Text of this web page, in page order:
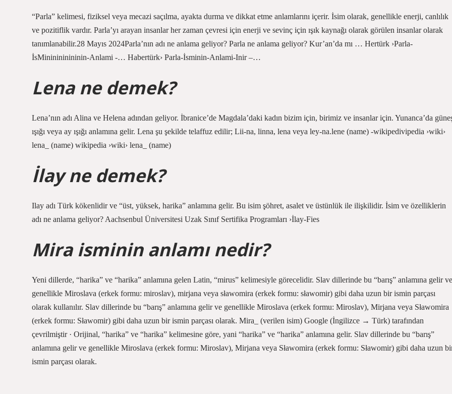
“Parla” kelimesi, fiziksel veya mecazi saçılma, ayakta durma ve dikkat etme anlamlarını içerir. İsim olarak, genellikle enerji, canlılık
ve pozitiflik vardır. Parla’yı arayan insanlar her zaman çevresi için enerji ve sevinç için ışık kaynağı olarak görülen insanlar olarak
tanımlanabilir.28 Mayıs 2024Parla’nın adı ne anlama geliyor? Parla ne anlama geliyor? Kur’an’da mı … Hertürk ›Parla-
İsMininininininin-Anlami -… Habertürk› Parla-İsminin-Anlami-Inir –…
Lena ne demek?
Lena’nın adı Alina ve Helena adından geliyor. İbranice’de Magdala’daki kadın bizim için, birimiz ve insanlar için. Yunanca’da
ışığı veya ay ışığı anlamına gelir. Lena şu şekilde telaffuz edilir; Lii-na, linna, lena veya ley-na.lene (name) -wikipedivipedia ›wiki›
lena_ (name) wikipedia ›wiki› lena_ (name)
İlay ne demek?
Ilay adı Türk kökenlidir ve “üst, yüksek, harika” anlamına gelir. Bu isim şöhret, asalet ve üstünlük ile ilişkilidir. İsim ve özelliklerin
adı ne anlama geliyor? Aachsenbul Üniversitesi Uzak Sınıf Sertifika Programları ›İlay-Fies
Mira isminin anlamı nedir?
Yeni dillerde, “harika” ve “harika” anlamına gelen Latin, “mirus” kelimesiyle görecelidir. Slav dillerinde bu “barış” anlamına gelir ve
genellikle Miroslava (erkek formu: miroslav), mirjana veya sławomira (erkek formu: sławomir) gibi daha uzun bir ismin parçası
olarak kullanılır. Slav dillerinde bu “barış” anlamına gelir ve genellikle Miroslava (erkek formu: Miroslav), Mirjana veya Sławomira
(erkek formu: Sławomir) gibi daha uzun bir ismin parçası olarak. Mira_ (verilen isim) Google (İngilizce → Türk) tarafından
çevrilmiştir · Orijinal, “harika” ve “harika” kelimesine göre, yani “harika” ve “harika” anlamına gelir. Slav dillerinde bu “barış”
anlamına gelir ve genellikle Miroslava (erkek formu: Miroslav), Mirjana veya Sławomira (erkek formu: Sławomir) gibi daha uzun
ismin parçası olarak.